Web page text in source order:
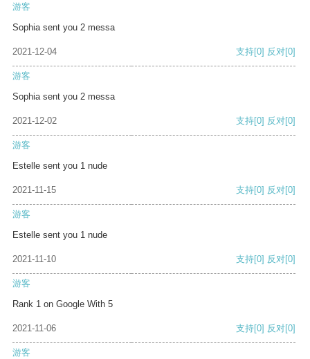
游客
Sophia sent you 2 messa
2021-12-04 支持[0] 反对[0]
游客
Sophia sent you 2 messa
2021-12-02 支持[0] 反对[0]
游客
Estelle sent you 1 nude
2021-11-15 支持[0] 反对[0]
游客
Estelle sent you 1 nude
2021-11-10 支持[0] 反对[0]
游客
Rank 1 on Google With 5
2021-11-06 支持[0] 反对[0]
游客